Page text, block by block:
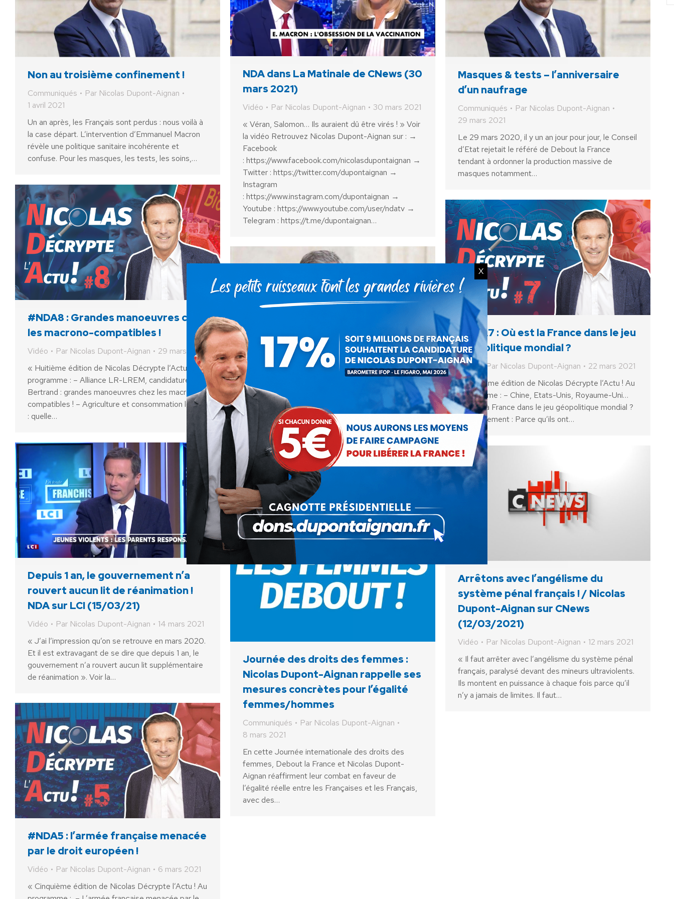
Non au troisième confinement !
Communiqués Par Nicolas Dupont-Aignan
1 avril 2021
Un an après, les Français sont perdus : nous voilà à
la case départ. L’intervention d’Emmanuel Macron
révèle une politique sanitaire incohérente et
confuse. Pour les masques, les tests, les soins,…
NDA dans La Matinale de CNews (30
mars 2021)
Vidéo Par Nicolas Dupont-Aignan
30 mars 2021
« Véran, Salomon… Ils auraient dû être virés ! » Voir
la vidéo Retrouvez Nicolas Dupont-Aignan sur : →
Facebook
: https://www.facebook.com/nicolasdupontaignan →
Twitter : https://twitter.com/dupontaignan →
Instagram
: https://www.instagram.com/dupontaignan →
Youtube : https://www.youtube.com/user/ndatv →
Telegram : https://t.me/dupontaignan…
Masques & tests – l’anniversaire
d’un naufrage
Communiqués Par Nicolas Dupont-Aignan
29 mars 2021
Le 29 mars 2020, il y un an jour pour jour, le Conseil
d’Etat rejetait le référé de Debout la France
tendant à ordonner la production massive de
masques notamment…
#NDA8 : Grandes manoeuvres chez
les macrono-compatibles !
Vidéo Par Nicolas Dupont-Aignan
29 mars 2021
« Huitième édition de Nicolas Décrypte l’Actu ! Au
programme : – Alliance LR-LREM, candidature de
Bertrand : grandes manoeuvres chez les macrono-
compatibles ! – Agriculture et consommation locale
: quelle…
#NDA7 : Où est la France dans le jeu
géopolitique mondial ?
Vidéo Par Nicolas Dupont-Aignan
22 mars 2021
« Septième édition de Nicolas Décrypte l’Actu ! Au
programme : – Chine, Etats-Unis, Royaume-Uni…
Où est la France dans le jeu géopolitique mondial ?
– Confinement : Parce qu’ils ont…
Misons sur notre plus bel atout : le
français et la Francophonie !
Communiqués
Nicolas Dupont-Aignan
19 mars 2021
Nous ne comptons plus les anglicismes introduits
dans les publicités et communications
commerciales (« Unboring the future » pour la
Peugeot 208, « Do anywhere, go everywere » pour
la Renault Twingo…) et messages…
Depuis 1 an, le gouvernement n’a
rouvert aucun lit de réanimation !
NDA sur LCI (15/03/21)
Vidéo Par Nicolas Dupont-Aignan
14 mars 2021
« J’ai l’impression qu’on se retrouve en mars 2020.
Et il est extravagant de se dire que depuis 1 an, le
gouvernement n’a rouvert aucun lit supplémentaire
de réanimation ». Voir la…
Arrêtons avec l’angélisme du
système pénal français ! / Nicolas
Dupont-Aignan sur CNews
(12/03/2021)
Vidéo Par Nicolas Dupont-Aignan
12 mars 2021
« Il faut arrêter avec l’angélisme du système pénal
français, paralysé devant des mineurs ultraviolents.
Ils montent en puissance à chaque fois parce qu’il
n’y a jamais de limites. Il faut…
Journée des droits des femmes :
Nicolas Dupont-Aignan rappelle ses
mesures concrètes pour l’égalité
femmes/hommes
Communiqués Par Nicolas Dupont-Aignan
8 mars 2021
En cette Journée internationale des droits des
femmes, Debout la France et Nicolas Dupont-
Aignan réaffirment leur combat en faveur de
l’égalité réelle entre les Françaises et les Français,
avec des…
#NDA5 : l’armée française menacée
par le droit européen !
Vidéo Par Nicolas Dupont-Aignan
6 mars 2021
« Cinquième édition de Nicolas Décrypte l’Actu ! Au
X